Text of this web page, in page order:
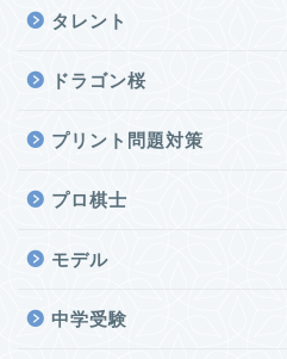
タレント
ドラゴン桜
プリント問題対策
プロ棋士
モデル
中学受験